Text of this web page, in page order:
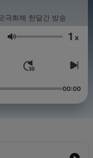
극화해 한달간 방송
Hangerő 1 x
00:00